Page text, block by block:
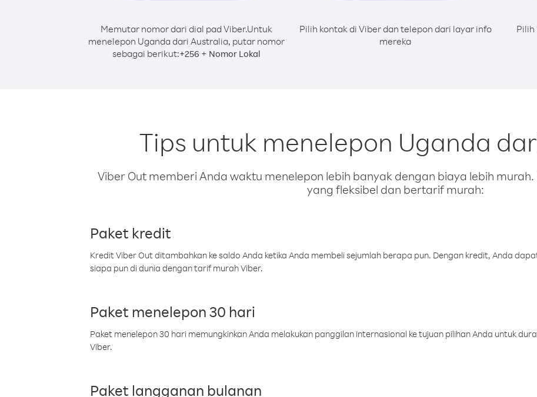
Memutar nomor dari dial pad Viber.Untuk
menelepon Uganda dari Australia, putar nomor
sebagai berikut:+256 + Nomor Lokal
Pilih kontak di Viber dan telepon dari layar info
mereka
Pilih
Tips untuk menelepon Uganda
Viber Out memberi Anda waktu menelepon lebih banyak dengan biaya lebih
yang fleksibel dan bertarif murah:
Paket kredit
Kredit Viber Out ditambahkan ke saldo Anda ketika Anda membeli sejumlah berapa pun. Dengan kredit, Anda
siapa pun di dunia dengan tarif murah Viber.
Paket menelepon 30 hari
Paket menelepon 30 hari memungkinkan Anda melakukan panggilan internasional ke tujuan pilihan Anda untuk
Viber.
Paket langganan bulanan